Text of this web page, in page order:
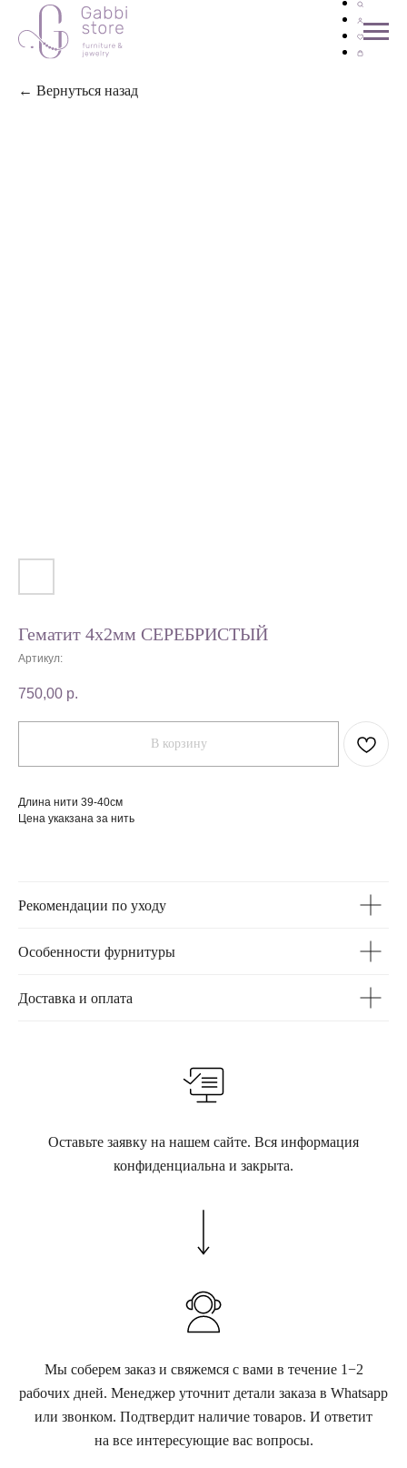
← Вернуться назад
Гематит 4х2мм СЕРЕБРИСТЫЙ
Артикул:
750,00 р.
В корзину
Длина нити 39-40см
Цена укакзана за нить
Рекомендации по уходу
Особенности фурнитуры
Доставка и оплата
Оставьте заявку на нашем сайте. Вся информация
конфиденциальна и закрыта.
Мы соберем заказ и свяжемся с вами в течение 1−2
рабочих дней. Менеджер уточнит детали заказа в Whatsapp
или звонком. Подтвердит наличие товаров. И ответит
на все интересующие вас вопросы.